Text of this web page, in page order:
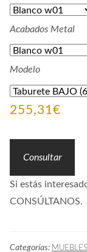
Acabados Metal
Modelo
255,31€
Consultar
Si estás
CONSÚLTANOS.
Categorías: MUEBLES